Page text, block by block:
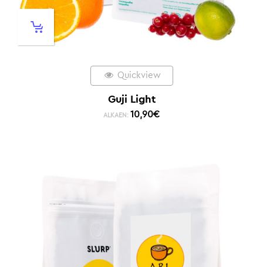
Quickview
Guji Light
ALKAEN: 10,90€